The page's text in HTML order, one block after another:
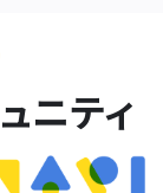
ニティ